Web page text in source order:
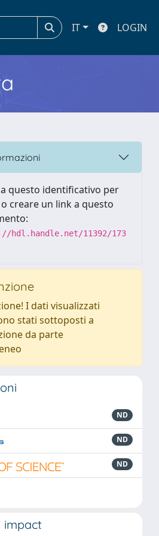
IT LOGIN
questo identificativo per
creare un link a questo
hdl.handle.net/11392/173
I dati visualizzati
stati sottoposti a
da parte
ND
ND
ND
impact